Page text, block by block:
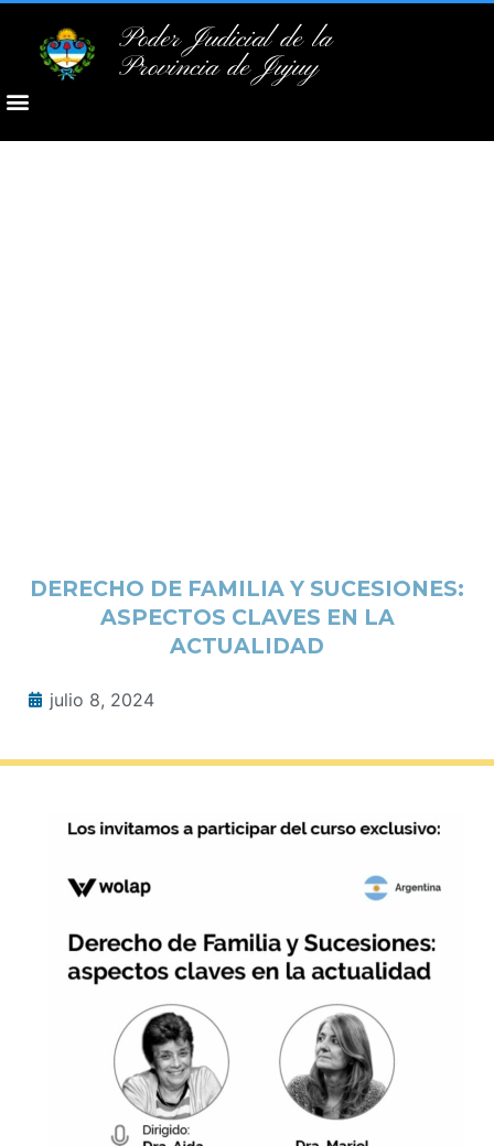
Poder Judicial de la
Provincia de Jujuy
DERECHO DE FAMILIA Y SUCESIONES:
ASPECTOS CLAVES EN LA
ACTUALIDAD
julio 8, 2024